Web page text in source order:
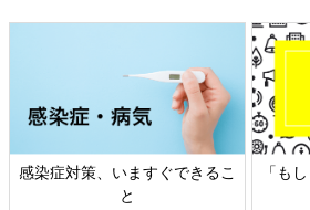
ゃん・
日本外来小児科学会リーフレッ